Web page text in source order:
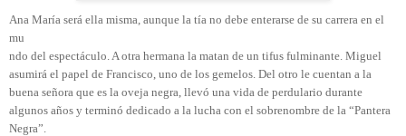
Ana María será ella misma, aunque la tía no debe enterarse de su carrera en el
mu
ndo del espectáculo. A otra hermana la matan de un tifus fulminante. Miguel
asumirá el papel de Francisco, uno de los gemelos. Del otro le cuentan a la
buena señora que es la oveja negra, llevó una vida de perdulario durante
algunos años y terminó dedicado a la lucha con el sobrenombre de la “Pantera
Negra”.